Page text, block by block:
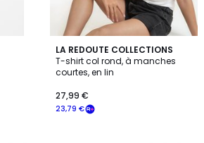
LA REDOUTE COLLECTIONS
T-shirt col rond, à manches
courtes, en lin
23,79 €
27,99 €
4,5
/ 5
2
Couleurs